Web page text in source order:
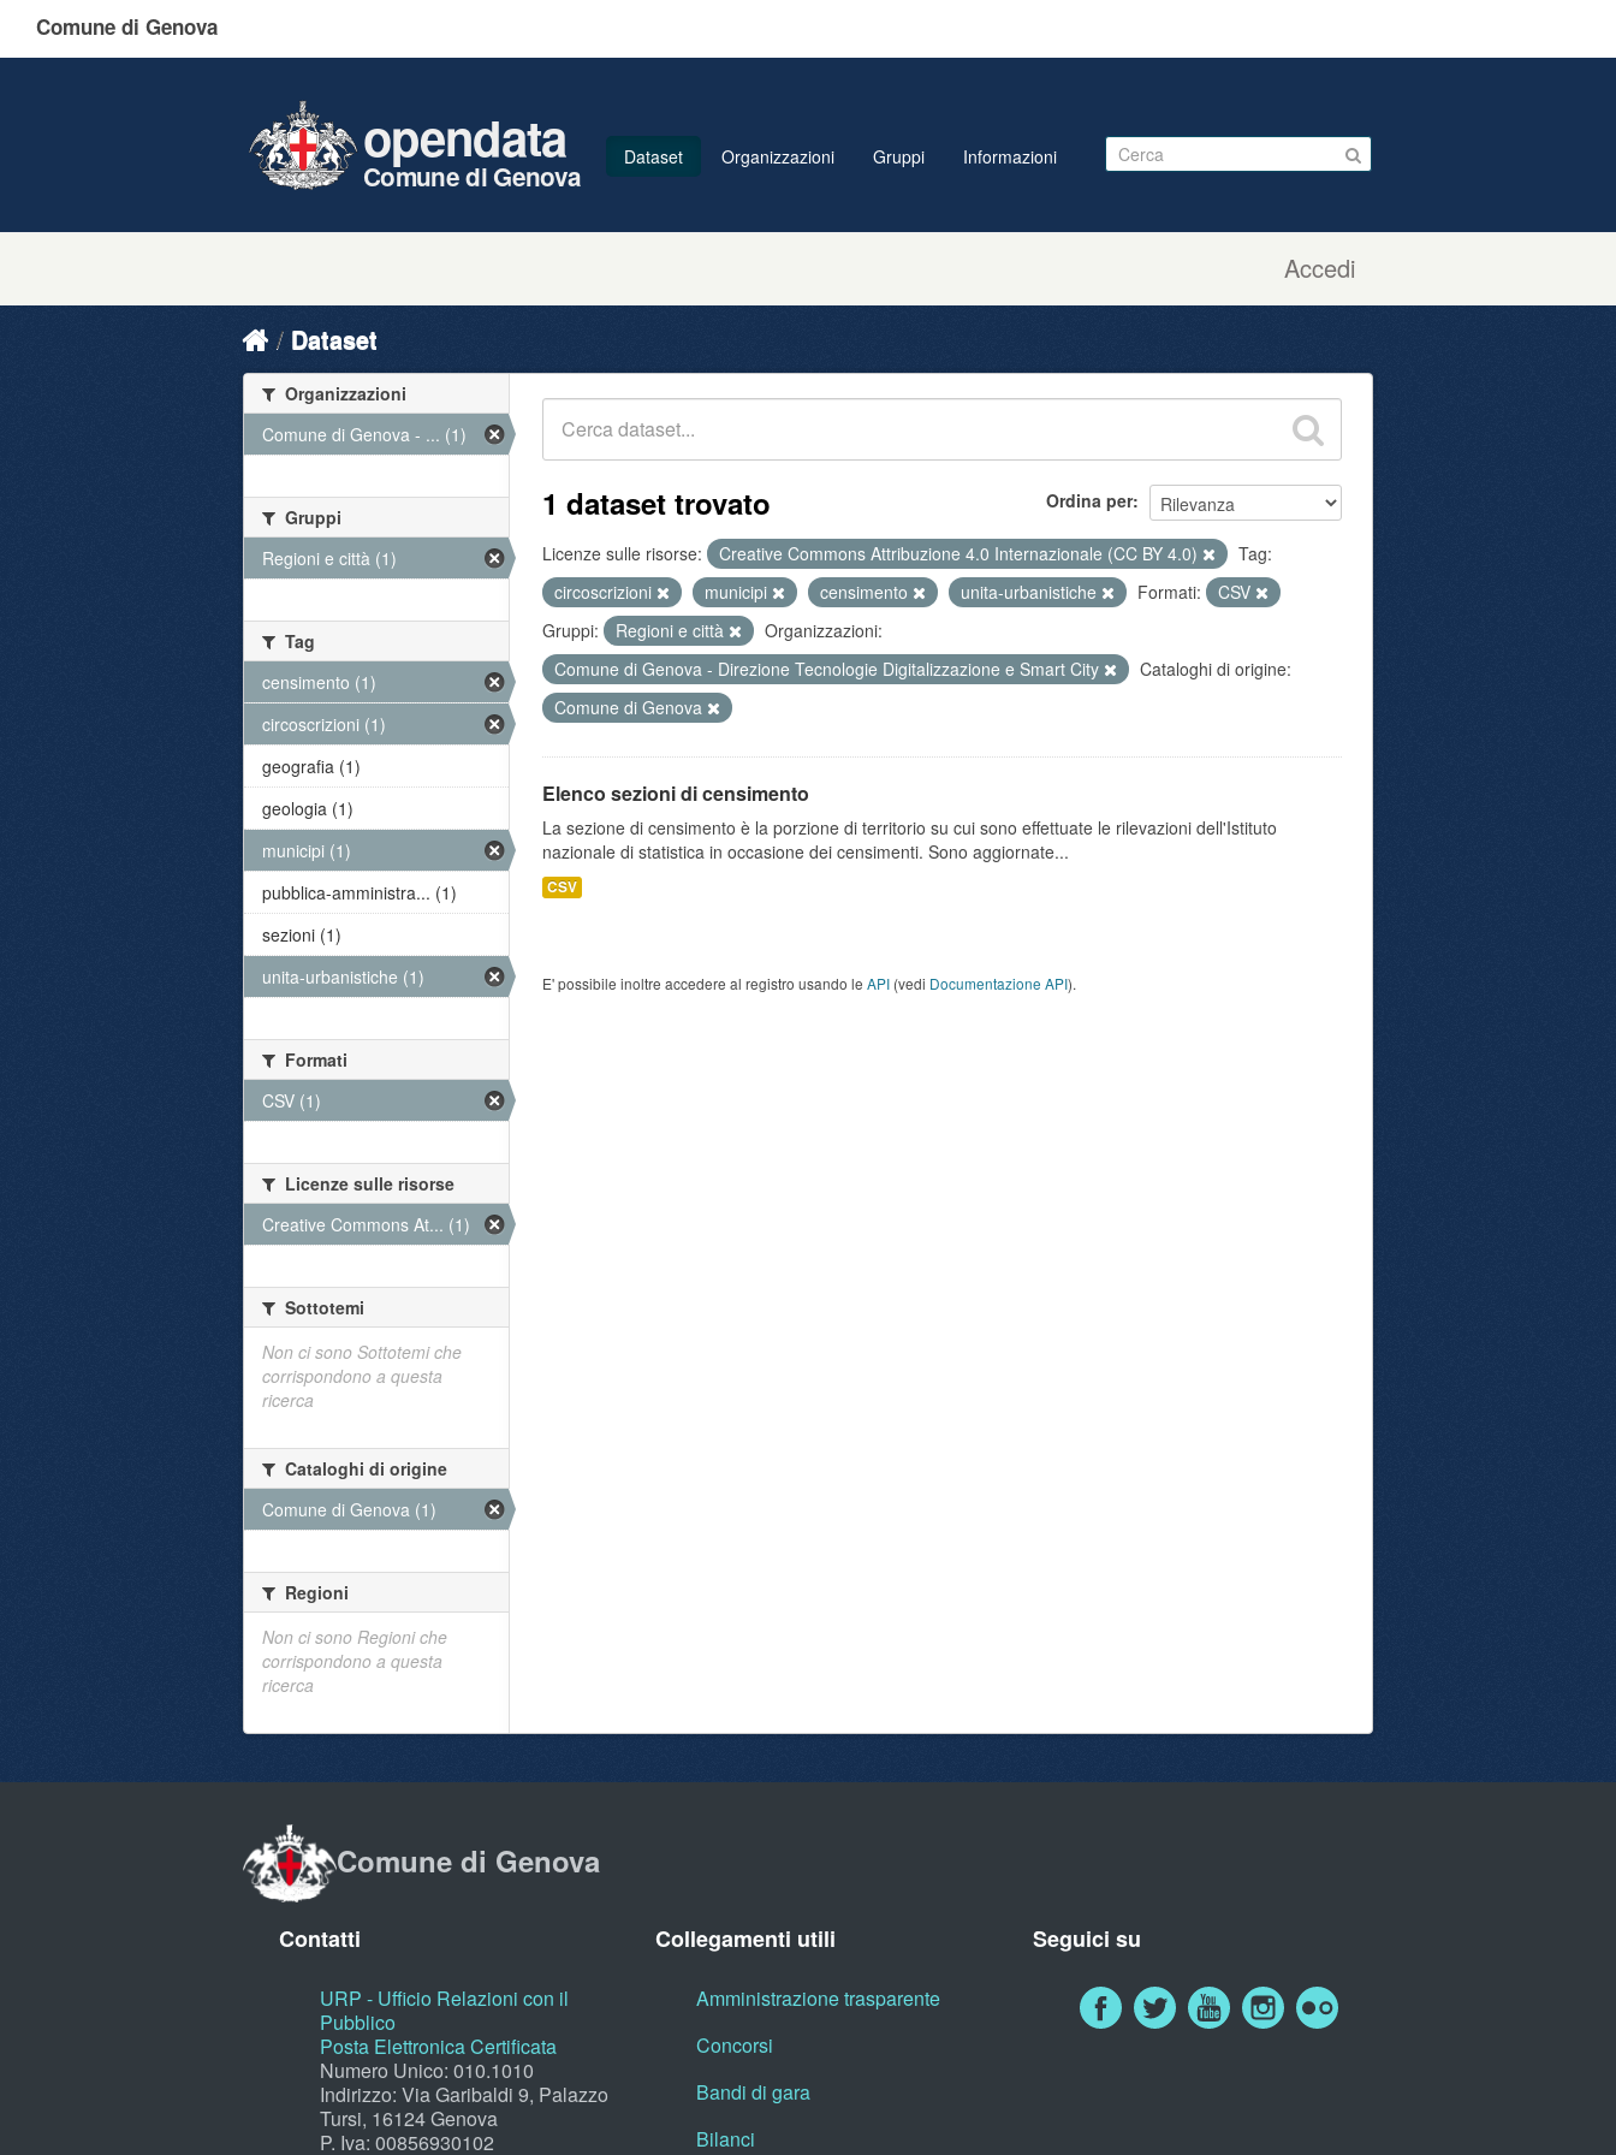
Comune di Genova
Accedi
opendata
Comune di Genova
Dataset Organizzazioni Gruppi Informazioni
Dataset
Ordina per
1 dataset trovato
Licenze sulle risorse: Creative Commons Attribuzione 4.0 Internazionale (CC BY 4.0)
Tag:
circoscrizioni
municipi censimento unita-urbanistiche Formati:
CSV
Gruppi:
Regioni e città
Organizzazioni:
Comune di Genova - Direzione Tecnologie Digitalizzazione e Smart City
Cataloghi di origine:
Comune di Genova
Elenco sezioni di censimento
La sezione di censimento è la porzione di territorio su cui sono effettuate le rilevazioni dell'Istituto
nazionale di statistica in occasione dei censimenti. Sono aggiornate...
CSV
E' possibile inoltre accedere al registro usando le API (vedi Documentazione API).
Organizzazioni
Comune di Genova - ... (1)
Gruppi
Regioni e città (1)
Tag
censimento (1)
circoscrizioni (1)
geografia (1)
geologia (1)
municipi (1)
pubblica-amministra... (1)
sezioni (1)
unita-urbanistiche (1)
Formati
CSV (1)
Licenze sulle risorse
Creative Commons At... (1)
Sottotemi
Non ci sono Sottotemi che
corrispondono a questa
ricerca
Cataloghi di origine
Comune di Genova (1)
Regioni
Non ci sono Regioni che
corrispondono a questa
ricerca
Comune di Genova
Contatti
URP - Ufficio Relazioni con il
Pubblico
Posta Elettronica Certificata
Numero Unico: 010.1010
Indirizzo: Via Garibaldi 9, Palazzo
Tursi, 16124 Genova
P. Iva: 00856930102
Collegamenti utili
Amministrazione trasparente
Concorsi
Bandi di gara
Bilanci
Seguici su